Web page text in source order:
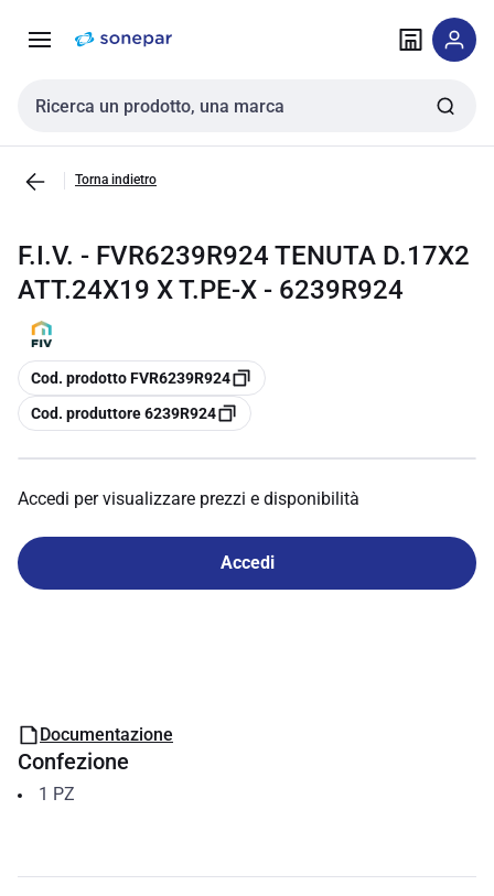
navigazione alla
Cerca input
Torna indietro
F.I.V. - FVR6239R924 TENUTA D.17X2
ATT.24X19 X T.PE-X - 6239R924
copia
Cod. prodotto FVR6239R924
copia
Cod. produttore 6239R924
Accedi per visualizzare prezzi e disponibilità
Accedi
Documentazione
Confezione
1 PZ